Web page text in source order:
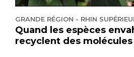
GRANDE RÉGION - RHIN
Quand les espèces
recyclent des